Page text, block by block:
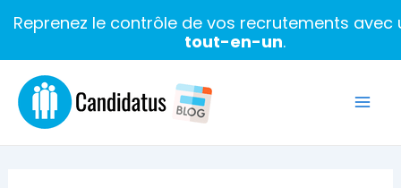
Aller
contenu
Reprenez le contrôle de vos recrutements avec
tout-en-un.